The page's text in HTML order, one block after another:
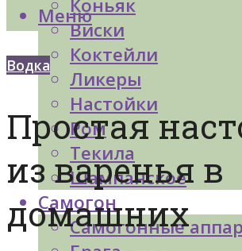
Коньяк
Виски
Коктейли
Ликеры
Настойки
Ром
Текила
Шампанское
Самогон
Самогонные
Меню
Водка
Простая
из варенья в
домашних